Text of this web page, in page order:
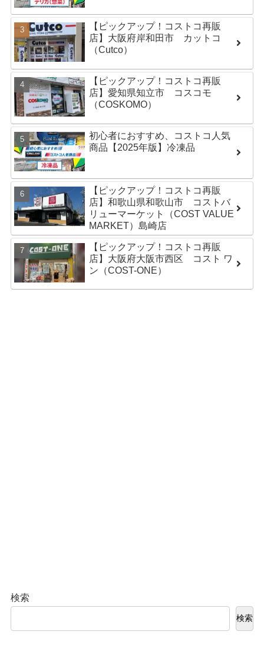
【ピックアップ！コストコ再販
店】大阪府岸和田市 カットコ
（Cutco）
【ピックアップ！コストコ再販
店】愛知県知立市 コスコモ
（COSKOMO）
初心者におすすめ、コストコ人気
商品【2025年版】冷凍品
【ピックアップ！コストコ再販
店】和歌山県和歌山市 コストバ
リューマーケット（COST VALUE
MARKET）島崎店
【ピックアップ！コストコ再販
店】大阪府大阪市西区 コスト ワ
ン（COST-ONE）
検索
検索